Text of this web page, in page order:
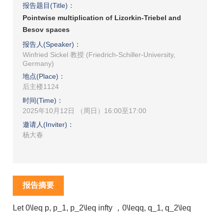
报告题目(Title)：
Pointwise multiplication of Lizorkin-Triebel and
Besov spaces
报告人(Speaker)：
Winfried Sickel 教授 (Friedrich-Schiller-University,
Germany)
地点(Place)：
后主楼1124
时间(Time)：
2025年10月12日 （周日）16:00至17:00
邀请人(Inviter)：
杨大春
报告摘要
Let 0\leq p, p_1, p_2\leq infty ，0\leqq, q_1, q_2\leq